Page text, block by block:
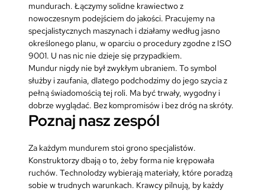
mundurach. Łączymy solidne krawiectwo z
nowoczesnym podejściem do jakości. Pracujemy na
specjalistycznych maszynach i działamy według jasno
określonego planu, w oparciu o procedury zgodne z ISO
9001. U nas nic nie dzieje się przypadkiem.
Mundur nigdy nie był zwykłym ubraniem. To symbol
służby i zaufania, dlatego podchodzimy do jego szycia z
pełną świadomością tej roli. Ma być trwały, wygodny i
dobrze wyglądać. Bez kompromisów i bez dróg na skróty.
Poznaj nasz zespól
Za każdym mundurem stoi grono specjalistów.
Konstruktorzy dbają o to, żeby forma nie krępowała
ruchów. Technolodzy wybierają materiały, które poradzą
sobie w trudnych warunkach. Krawcy pilnują, by każdy